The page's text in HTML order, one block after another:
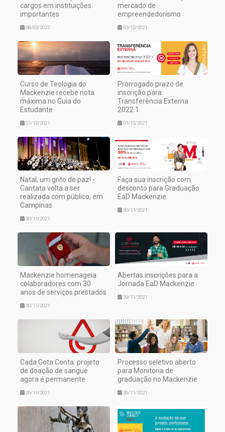
cargos em instituições
importantes
08/03/2022
mercado de
empreendedorismo
03/12/2021
Curso de Teologia do
Mackenzie recebe nota
máxima no Guia do
Estudante
01/12/2021
Prorrogado prazo de
inscrição para
Transferência Externa
2022.1
01/12/2021
Natal, um grito de paz! -
Cantata volta a ser
realizada com público, em
Campinas
30/11/2021
Faça sua inscrição com
desconto para Graduação
EaD Mackenzie
30/11/2021
Mackenzie homenageia
colaboradores com 30
anos de serviços prestados
30/11/2021
Abertas inscrições para a
Jornada EaD Mackenzie
29/11/2021
Cada Gota Conta: projeto
de doação de sangue
agora é permanente
26/11/2021
Processo seletivo aberto
para Monitoria de
graduação no Mackenzie
26/11/2021